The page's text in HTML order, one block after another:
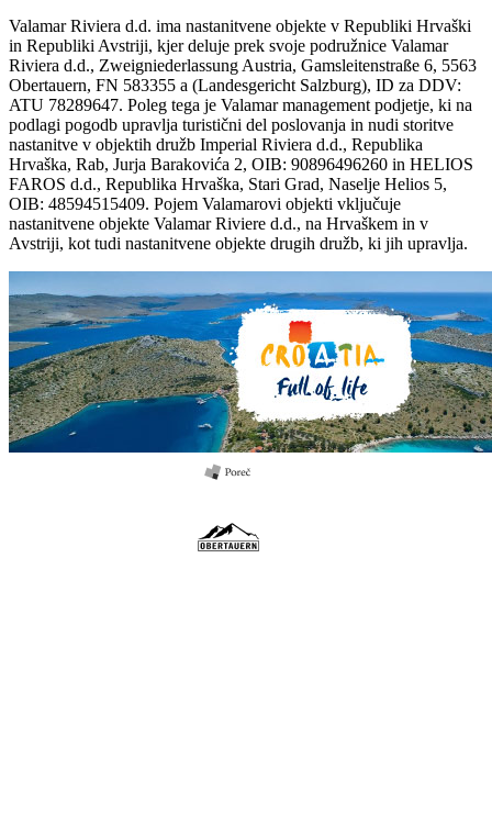
Valamar Riviera d.d. ima nastanitvene objekte v Republiki Hrvaški
in Republiki Avstriji, kjer deluje prek svoje podružnice Valamar
Riviera d.d., Zweigniederlassung Austria, Gamsleitenstraße 6, 5563
Obertauern, FN 583355 a (Landesgericht Salzburg), ID za DDV:
ATU 78289647. Poleg tega je Valamar management podjetje, ki na
podlagi pogodb upravlja turistični del poslovanja in nudi storitve
nastanitve v objektih družb Imperial Riviera d.d., Republika
Hrvaška, Rab, Jurja Barakovića 2, OIB: 90896496260 in HELIOS
FAROS d.d., Republika Hrvaška, Stari Grad, Naselje Helios 5,
OIB: 48594515409. Pojem Valamarovi objekti vključuje
nastanitvene objekte Valamar Riviere d.d., na Hrvaškem in v
Avstriji, kot tudi nastanitvene objekte drugih družb, ki jih upravlja.